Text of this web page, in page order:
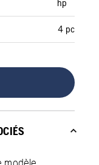
hp
4 pc